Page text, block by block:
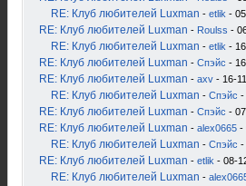
RE: Клуб любителей Luxman - etlik -
RE: Клуб любителей Luxman - Roulss -
RE: Клуб любителей Luxman - etlik -
RE: Клуб любителей Luxman - Спэйс -
RE: Клуб любителей Luxman - axv - 16-
RE: Клуб любителей Luxman - Спэйс -
RE: Клуб любителей Luxman - Спэйс -
RE: Клуб любителей Luxman - alex0665 -
RE: Клуб любителей Luxman - Спэйс -
RE: Клуб любителей Luxman - etlik - 08-
RE: Клуб любителей Luxman -